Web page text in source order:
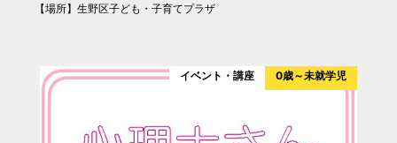
【場所】生野区子ども・子育てプラザ
イベント・講座 0歳～未就学児